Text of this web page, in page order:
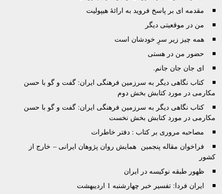
مقدمه ای بر پاسخ فروید به ارائۀ هیپولیت
من در موقعیتی دیگر
همه چیز زیر سرِ خودشان است
حضور من در هستی
اى جان جان جانم.
کتاب نگاهی دیگر به سرزمین فرهنگی ایران: گفت و گو با حسن
مکارمی در مورد کتابش بخش دوم
کتاب نگاهی دیگر به سرزمین فرهنگی ایران: گفت و گو با حسن
مکارمی در مورد کتابش بخش نخست
مصاحبه مروری بر کتاب : دفتر خاطرات
فراخوان مقاله پنجمین همایش روان پژوهان ایرانی – خارج از
کشور
ظهور طبقه نوکیسه در ایران
ایران فردا: تفسیر خبر چهارشنبه 1 اردیبهشت